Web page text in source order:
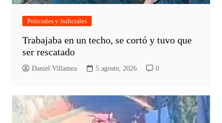
Policiales y Judiciales
Trabajaba en un techo, se cortó y tuvo que
ser rescatado
Daniel Villamea 5 agosto, 2026 0